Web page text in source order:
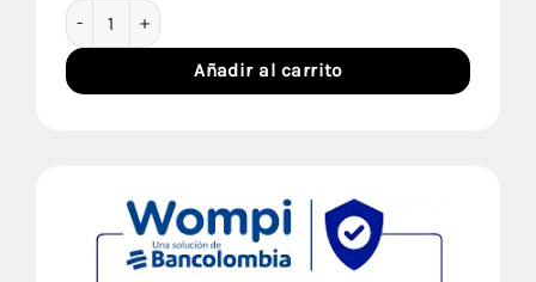
Sofá Cama Bilbao cantidad
Añadir al carrito